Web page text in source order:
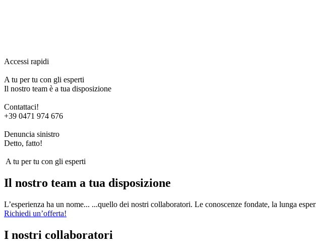
Accessi rapidi
A tu per tu con gli esperti
Il nostro team è a tua disposizione
Contattaci!
+39 0471 974 676
Denuncia sinistro
Detto, fatto!
A tu per tu con gli esperti
Il nostro team a tua disposizione
L’esperienza ha un nome... ...quello dei nostri collaboratori. Le conoscenze fondate, la lunga
Richiedi un’offerta!
I nostri collaboratori